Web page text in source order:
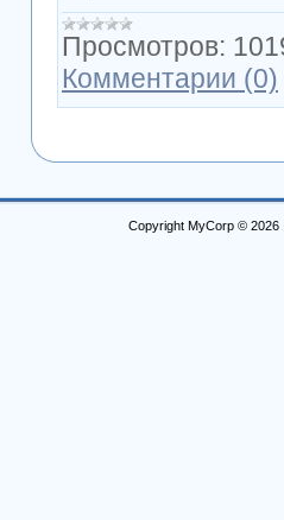
Просмотров:
Комментарии (0)
Copyright MyCorp © 2026